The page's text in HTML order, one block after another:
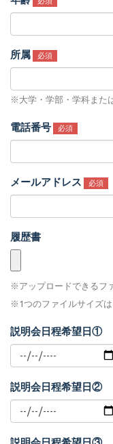
所属 必須
※大学・学部・学科また
電話番号 必須
メールアドレス 必須
履歴書
※アップロードできるフ
※1つのファイルサイズは
説明会日程希望日①
説明会日程希望日②